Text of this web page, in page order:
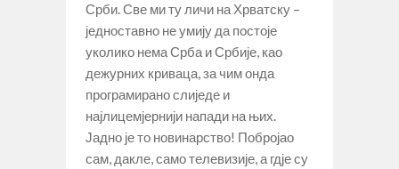
Срби. Све ми ту личи на Хрватску –
једноставно не умију да постоје
уколико нема Срба и Србије, као
дежурних криваца, за чим онда
програмирано слиједе и
најлицемјернији напади на њих.
Јадно је то новинарство! Побројао
сам, дакле, само телевизије, а гдје су